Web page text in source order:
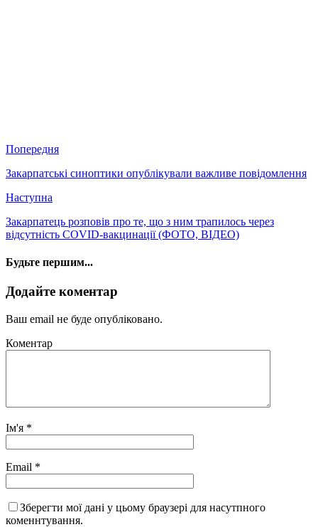
Попередня
Закарпатські синоптики опублікували важливе повідомлення
Наступна
Закарпатець розповів про те, що з ним трапилось через
відсутність COVID-вакцинації (ФОТО, ВІДЕО)
Будьте першим...
Додайте коментар
Ваш email не буде опубліковано.
Коментар
Ім'я *
Email *
Зберегти мої дані у цьому браузері для насутпного
коменнтування.